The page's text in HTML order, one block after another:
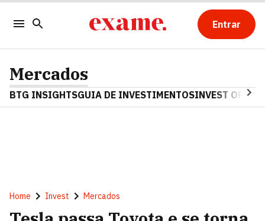
Entrar
Mercados
BTG INSIGHTSGUIA DE INVESTIMENTOSINVEST OPINA
Home Invest Mercados